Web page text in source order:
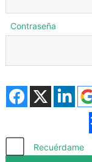
Contraseña
Recuérdame